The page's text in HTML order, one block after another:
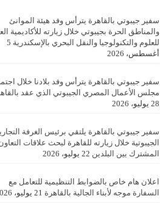
سفير جيبوتي بالقاهرة يترأس وفد هيئة الموانئ
والمناطق الحرة بجيبوتي خلال زيارته للأكاديمية
للعلوم والتكنولوجيا والنقل البحري بالإسكندرية 5
أغسطس، 2026
سفير جيبوتي بالقاهرة يترأس وفد بلادنا خلال
مجلس الأعمال المصري الجيبوتي الذي عقد
28 يوليو، 2026
سفير جيبوتي بالقاهرة يلتقي برئيس الغرفة
الجيبوتية خلال زيارته للقاهرة لبحث علاقات
المشترك بين البلدين 22 يوليو، 2026
اعلان هام خاص بالضوابط التنظيمية للتعامل مع
السفارة موجه لأبناء الجالية بالقاهرة 21 يوليو، 2026